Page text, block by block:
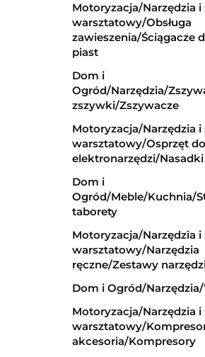
Motoryzacja/Narzędzia i
warsztatowy/Obsługa
zawieszenia/Ściągacze
piast
Dom i
Ogród/Narzędzia/
zszywki/Zszywacze
Motoryzacja/Narzędzia i
warsztatowy/Osprzęt do
elektronarzędzi/
Dom i
Ogród/Meble/Kuchnia/
taborety
Motoryzacja/Narzędzia i
warsztatowy/Narzędzia
ręczne/Zestawy
Dom i Ogród/
Motoryzacja/Narzędzia i
warsztatowy/
akcesoria/Kompresory